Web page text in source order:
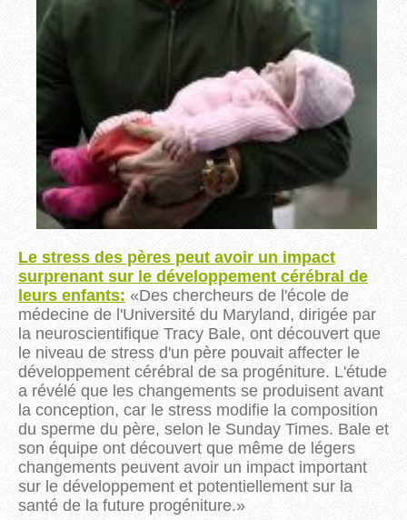
Le stress des pères peut avoir un impact
surprenant sur le développement cérébral de
leurs enfants: «Des chercheurs de l'école de
médecine de l'Université du Maryland, dirigée par
la neuroscientifique Tracy Bale, ont découvert que
le niveau de stress d'un père pouvait affecter le
développement cérébral de sa progéniture. L'étude
a révélé que les changements se produisent avant
la conception, car le stress modifie la composition
du sperme du père, selon le Sunday Times. Bale et
son équipe ont découvert que même de légers
changements peuvent avoir un impact important
sur le développement et potentiellement sur la
santé de la future progéniture.»